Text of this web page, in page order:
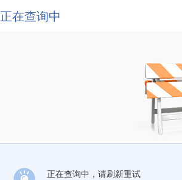
正在查询中
正在查询中，请刷新重试